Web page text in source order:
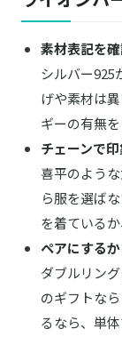
925
LION HEART
ゴシックス
LION
ハーフラウ
LION HEART
ジ・エッジ
ー925
LION HEART
“LH-1”シグ
カー
LION
スタンプ
素材表記を
シルバー925
げや素材は
ギーの有無
チェーンで
喜平のよう
ら服を選ば
を着ている
ペアにする
ダブルリン
のギフトな
るなら、単